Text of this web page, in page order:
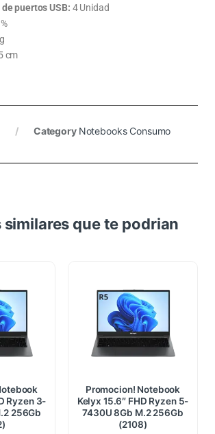
puertos USB: 4 Unidad
cm
Category Notebooks Consumo
que te podrian
Ryzen 3-
256Gb
Promocion! Notebook
Kelyx 15.6″ FHD Ryzen 5-
7430U 8Gb M.2 256Gb
(2108)